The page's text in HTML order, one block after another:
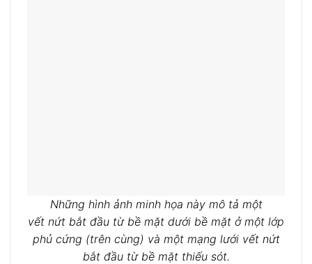
Những hình ảnh minh họa này mô tả một
vết nứt bắt đầu từ bề mặt dưới bề mặt ở một lớp
phủ cứng (trên cùng) và một mạng lưới vết nứt
bắt đầu từ bề mặt thiếu sót.